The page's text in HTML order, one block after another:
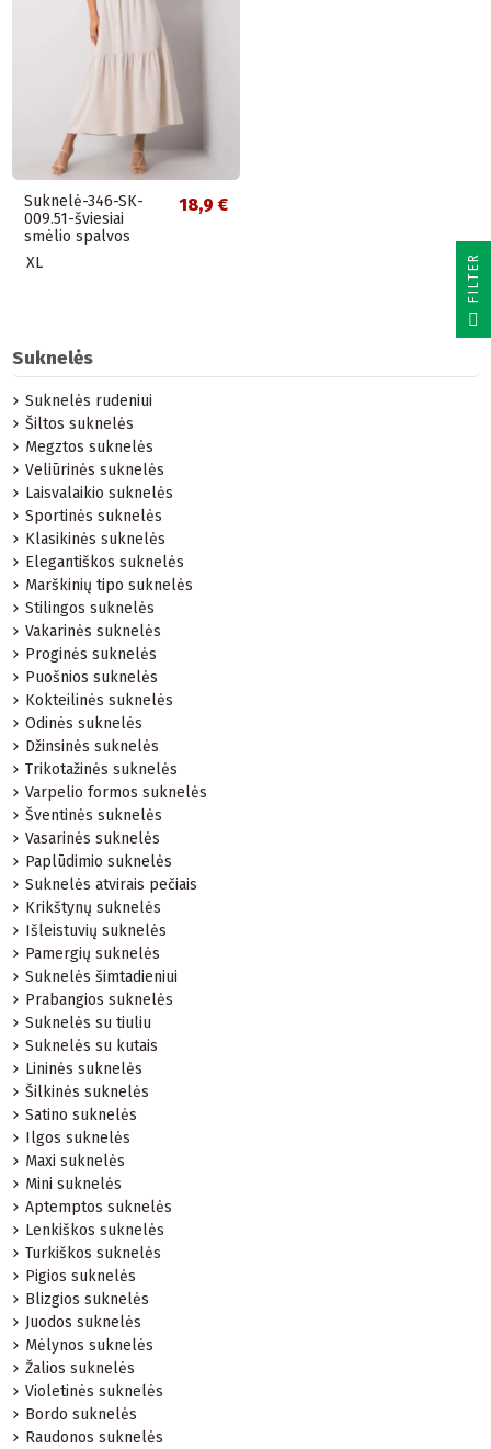
Suknelė-346-SK-
009.51-šviesiai
smėlio spalvos
18,9 €
XL
Suknelės
Suknelės rudeniui
Šiltos suknelės
Megztos suknelės
Veliūrinės suknelės
Laisvalaikio suknelės
Sportinės suknelės
Klasikinės suknelės
Elegantiškos suknelės
Marškinių tipo suknelės
Stilingos suknelės
Vakarinės suknelės
Proginės suknelės
Puošnios suknelės
Kokteilinės suknelės
Odinės suknelės
Džinsinės suknelės
Trikotažinės suknelės
Varpelio formos suknelės
Šventinės suknelės
Vasarinės suknelės
Paplūdimio suknelės
Suknelės atvirais pečiais
Krikštynų suknelės
Išleistuvių suknelės
Pamergių suknelės
Suknelės šimtadieniui
Prabangios suknelės
Suknelės su tiuliu
Suknelės su kutais
Lininės suknelės
Šilkinės suknelės
Satino suknelės
Ilgos suknelės
Maxi suknelės
Mini suknelės
Aptemptos suknelės
Lenkiškos suknelės
Turkiškos suknelės
Pigios suknelės
Blizgios suknelės
Juodos suknelės
Mėlynos suknelės
Žalios suknelės
Violetinės suknelės
Bordo suknelės
Raudonos suknelės
R